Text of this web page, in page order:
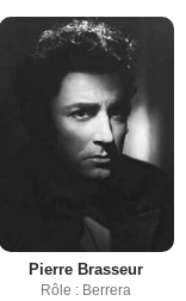
Pierre Brasseur
Rôle : Berrera